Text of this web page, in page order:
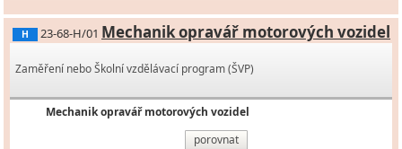
H 23-68-H/01 Mechanik opravář motorových vozidel
Zaměření nebo Školní vzdělávací program (ŠVP)
Mechanik opravář motorových vozidel
porovnat